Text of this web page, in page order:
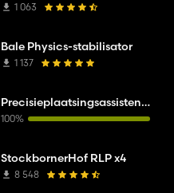
1 063
Bale Physics-stabilisator
1 137
Precisieplaatsingsassistent (PPA)
100%
StockbornerHof RLP x4
8 548